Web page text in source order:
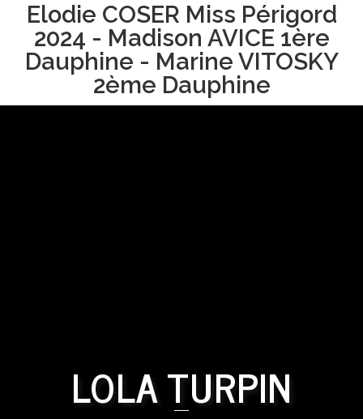
Elodie COSER Miss Périgord
2024 - Madison AVICE 1ère
Dauphine - Marine VITOSKY
2ème Dauphine
LOLA TURPIN